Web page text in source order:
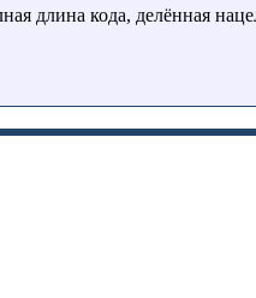
длина кода, делённая